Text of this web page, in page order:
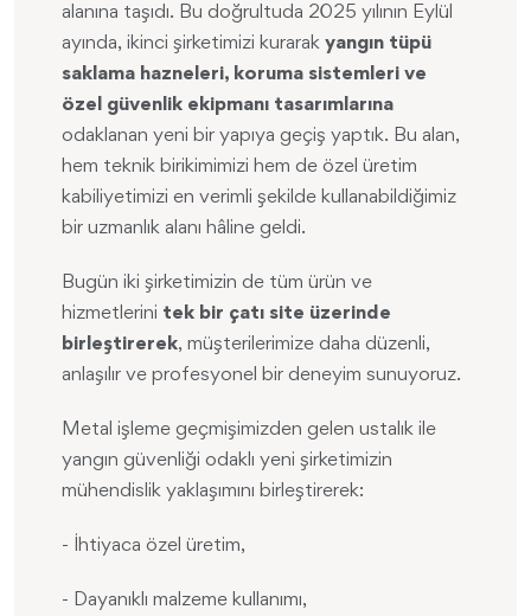
alanına taşıdı. Bu doğrultuda 2025 yılının Eylül
ayında, ikinci şirketimizi kurarak yangın tüpü
saklama hazneleri, koruma sistemleri ve
özel güvenlik ekipmanı tasarımlarına
odaklanan yeni bir yapıya geçiş yaptık. Bu alan,
hem teknik birikimimizi hem de özel üretim
kabiliyetimizi en verimli şekilde kullanabildiğimiz
bir uzmanlık alanı hâline geldi.
Bugün iki şirketimizin de tüm ürün ve
hizmetlerini tek bir çatı site üzerinde
birleştirerek, müşterilerimize daha düzenli,
anlaşılır ve profesyonel bir deneyim sunuyoruz.
Metal işleme geçmişimizden gelen ustalık ile
yangın güvenliği odaklı yeni şirketimizin
mühendislik yaklaşımını birleştirerek:
- İhtiyaca özel üretim,
- Dayanıklı malzeme kullanımı,